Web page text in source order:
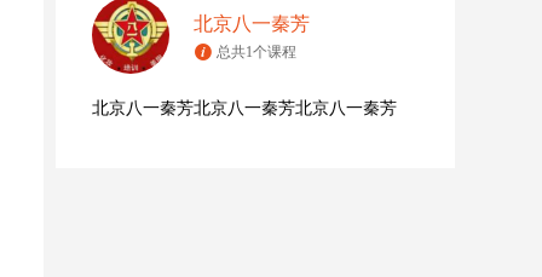
北京八一秦芳
总共1个课程
北京八一秦芳北京八一秦芳北京八一秦芳